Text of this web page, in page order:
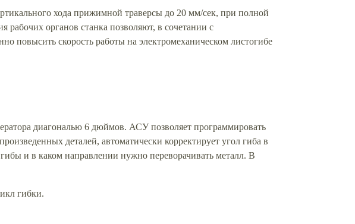
хода прижимной траверсы до 20 мм/сек, при полной
органов станка позволяют, в сочетании с
повысить скорость работы на электромеханическом листогибе
диагональю 6 дюймов. АСУ позволяет программировать
деталей, автоматически корректирует угол гиба в
и в каком направлении нужно переворачивать металл. В
гибки.